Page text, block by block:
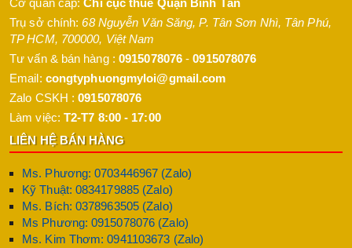
Cơ quan cấp:Chi cục thuế Quận Bình Tân
Trụ sở chính:68 Nguyễn Văn Săng, P. Tân Sơn Nhì, Tân Phú,
TP HCM, 700000, Việt Nam
Tư vấn & bán hàng : 0915078076 -0915078076
Email: congtyphuongmyloi@gmail.com
Zalo CSKH :0915078076
Làm việc: T2-T7 8:00 - 17:00
LIÊN HỆ BÁN HÀNG
Ms. Phương: 0703446967 (Zalo)
Kỹ Thuật: 0834179885 (Zalo)
Ms. Bích: 0378963505 (Zalo)
Ms Phương: 0915078076 (Zalo)
Ms. Kim Thơm: 0941103673 (Zalo)